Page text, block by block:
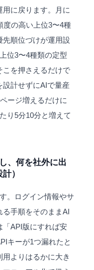
に戻ります。月に
度の高い上位3〜4種
順位づけが運用設
位3〜4種類の定型
こを押さえるだけで
設計せずにAIで量産
ージ増えるだけに
り5分10分と増えて
、何を社外に出
）
。ログイン情報やサ
手順をそのままAI
「API版にすれば安
キーが1つ漏れたと
よりはるかに大き